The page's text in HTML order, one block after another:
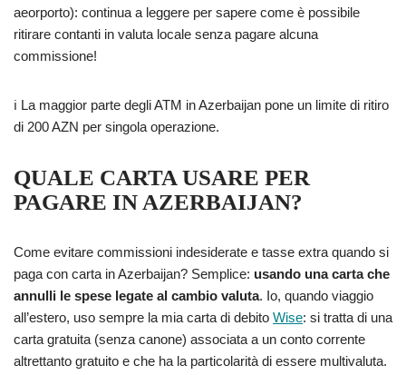
aeorporto): continua a leggere per sapere come è possibile
ritirare contanti in valuta locale senza pagare alcuna
commissione!
ℹ️ La maggior parte degli ATM in Azerbaijan pone un limite di ritiro
di 200 AZN per singola operazione.
QUALE CARTA USARE PER
PAGARE IN AZERBAIJAN?
Come evitare commissioni indesiderate e tasse extra quando si
paga con carta in Azerbaijan? Semplice: usando una carta che
annulli le spese legate al cambio valuta. Io, quando viaggio
all’estero, uso sempre la mia carta di debito Wise: si tratta di una
carta gratuita (senza canone) associata a un conto corrente
altrettanto gratuito e che ha la particolarità di essere multivaluta.